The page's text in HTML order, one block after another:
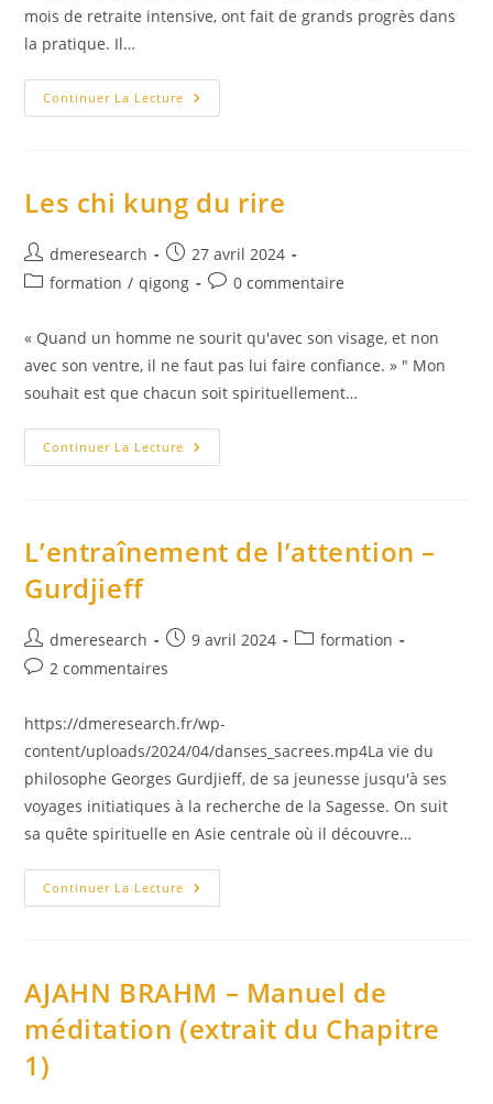
mois de retraite intensive, ont fait de grands progrès dans
la pratique. Il…
Continuer La Lecture L’enseignement
Du
Respiration
Les chi kung du rire
Auteur/autrice
de
dmeresearch
Publication
publiée :
27 avril 2024
Postformation / qigong
Commentaires
publication :
0 commentaire
« Quand un homme ne sourit qu'avec son visage, et non
avec son ventre, il ne faut pas lui faire confiance. » " Mon
souhait est que chacun soit spirituellement…
Continuer La Lecture Les
Chi
L’entraînement de l’attention –
Gurdjieff
Auteur/autrice
de
dmeresearch
Publication
publiée :
9 avril 2024
Postformation
Commentaires
la
publication :
2 commentaires
https://dmeresearch.fr/wp-
content/uploads/2024/04/danses_sacrees.mp4La vie du
philosophe Georges Gurdjieff, de sa jeunesse jusqu'à ses
voyages initiatiques à la recherche de la Sagesse. On suit
sa quête spirituelle en Asie centrale où il découvre…
Continuer La Lecture L’entraînement
De
AJAHN BRAHM – Manuel de
méditation (extrait du Chapitre
1)